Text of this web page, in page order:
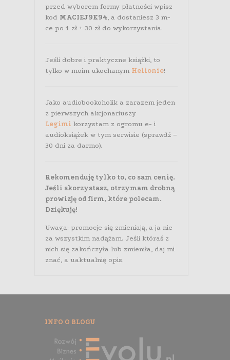
przed wyborem formy płatności wpisz
kod MACIEJ9K94 , a dostaniesz 3 m-
ce po 1 zł + 30 zł do wykorzystania.
Jeśli dobre i praktyczne książki, to
tylko w moim ukochanym Helionie!
Jako audiobookoholik a zarazem jeden
z pierwszych akcjonariuszy
Legimi korzystam z ogromu e- i
audioksiążek w tym serwisie (sprawdź –
30 dni za darmo).
Rekomenduję tylko to, co sam cenię.
Jeśli skorzystasz, otrzymam drobną
prowizję od firm, które polecam.
Dziękuję!
Uwaga: promocje się zmieniają, a ja nie
za wszystkim nadążam. Jeśli któraś z
nich się zakończyła lub zmieniła, daj mi
znać, a uaktualnię opis.
INFO O BLOGU